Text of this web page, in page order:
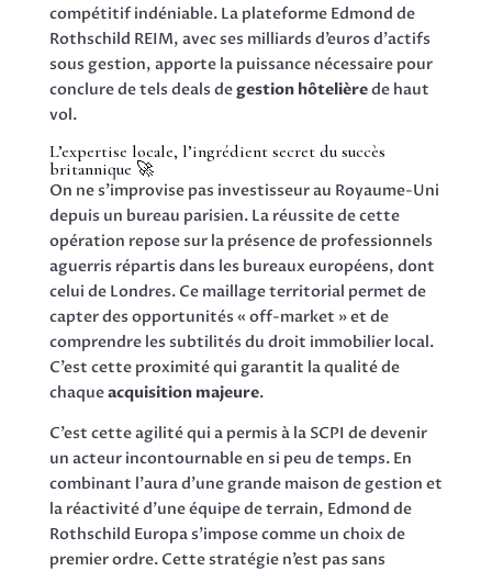
compétitif indéniable. La plateforme Edmond de
Rothschild REIM, avec ses milliards d’euros d’actifs
sous gestion, apporte la puissance nécessaire pour
conclure de tels deals degestion hôtelièrede haut
vol.
L’expertise locale, l’ingrédient secret du succès
britannique 🚀
On ne s’improvise pas investisseur au Royaume-Uni
depuis un bureau parisien. La réussite de cette
opération repose sur la présence de professionnels
aguerris répartis dans les bureaux européens, dont
celui de Londres. Ce maillage territorial permet de
capter des opportunités « off-market » et de
comprendre les subtilités du droit immobilier local.
C’est cette proximité qui garantit la qualité de
chaqueacquisition majeure.
C’est cette agilité qui a permis à la SCPI de devenir
un acteur incontournable en si peu de temps. En
combinant l’aura d’une grande maison de gestion et
la réactivité d’une équipe de terrain, Edmond de
Rothschild Europa s’impose comme un choix de
premier ordre. Cette stratégie n’est pas sans